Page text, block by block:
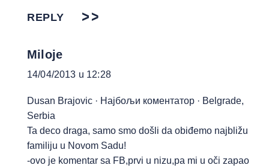
REPLY
Miloje
14/04/2013 u 12:28
Dusan Brajovic · Најбољи коментатор · Belgrade,
Serbia
Ta deco draga, samo smo došli da obiđemo najbližu
familiju u Novom Sadu!
-ovo je komentar sa FB,prvi u nizu,pa mi u oči zapao